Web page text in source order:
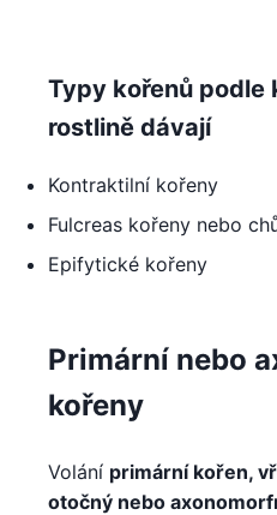
Typy kořenů
rostlině dávají
Kontraktilní kořeny
Fulcreas kořeny nebo
Epifytické kořeny
Primární nebo
kořeny
Volání primární kořen,
otočný nebo